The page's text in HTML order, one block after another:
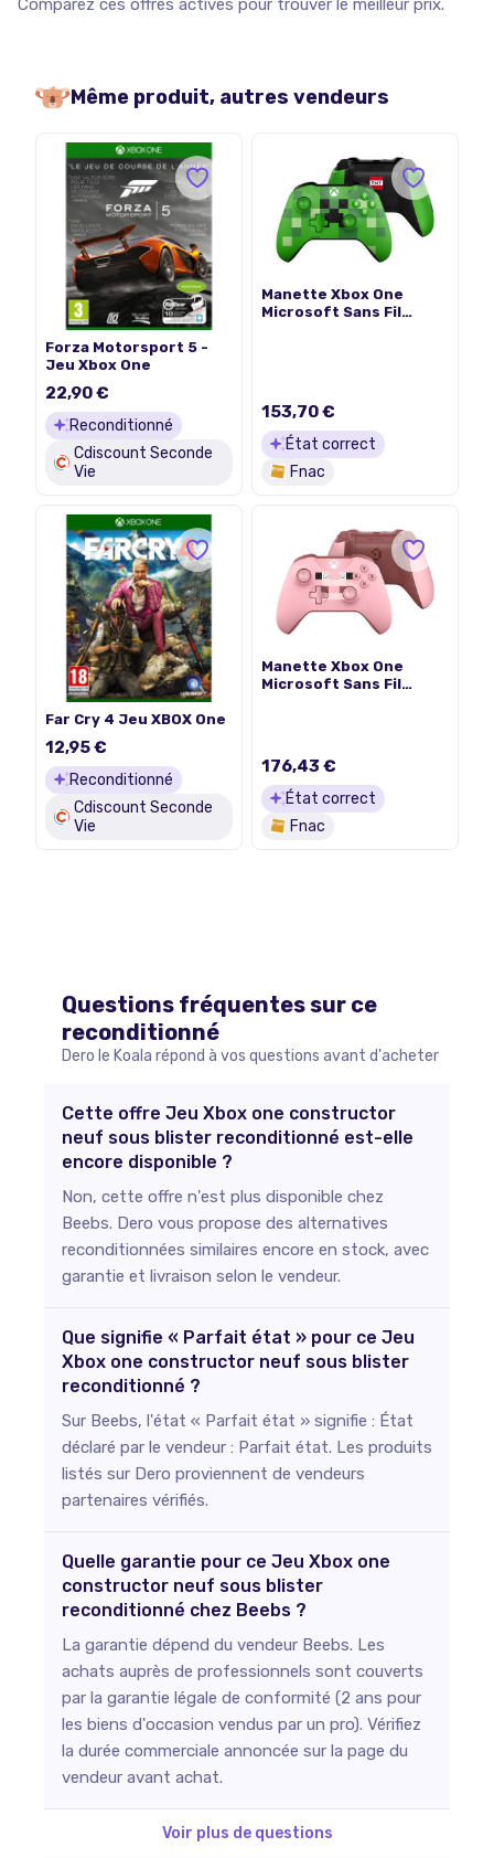
Comparez ces offres actives pour trouver le meilleur prix.
Même produit, autres vendeurs
Forza Motorsport 5 -
Jeu Xbox One
22,90 €
Reconditionné
Cdiscount Seconde
Vie
Manette Xbox One
Microsoft Sans Fil
153,70 €
État correct
Fnac
Far Cry 4 Jeu XBOX One
12,95 €
Reconditionné
Cdiscount Seconde
Vie
Manette Xbox One
Microsoft Sans Fil
176,43 €
État correct
Fnac
Questions fréquentes sur ce
reconditionné
Dero le Koala répond à vos questions avant d'acheter
Cette offre Jeu Xbox one constructor
neuf sous blister reconditionné est-elle
encore disponible ?
Non, cette offre n'est plus disponible chez
Beebs. Dero vous propose des alternatives
reconditionnées similaires encore en stock, avec
garantie et livraison selon le vendeur.
Que signifie « Parfait état » pour ce Jeu
Xbox one constructor neuf sous blister
reconditionné ?
Sur Beebs, l'état « Parfait état » signifie : État
déclaré par le vendeur : Parfait état. Les produits
listés sur Dero proviennent de vendeurs
partenaires vérifiés.
Quelle garantie pour ce Jeu Xbox one
constructor neuf sous blister
reconditionné chez Beebs ?
La garantie dépend du vendeur Beebs. Les
achats auprès de professionnels sont couverts
par la garantie légale de conformité (2 ans pour
les biens d'occasion vendus par un pro). Vérifiez
la durée commerciale annoncée sur la page du
vendeur avant achat.
Voir plus de questions